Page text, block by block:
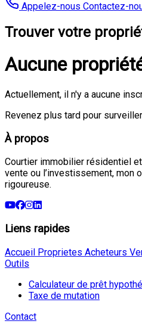
Appelez-nous Contactez-
Trouver votre
Aucune
Actuellement, il n'y a aucune
Revenez plus tard pour
À propos
Courtier immobilier résidentiel
vente ou l’investissement, mon
rigoureuse.
Liens rapides
Accueil Proprietes Acheteurs
Outils
Calculateur de prêt
Taxe de mutation
Contact